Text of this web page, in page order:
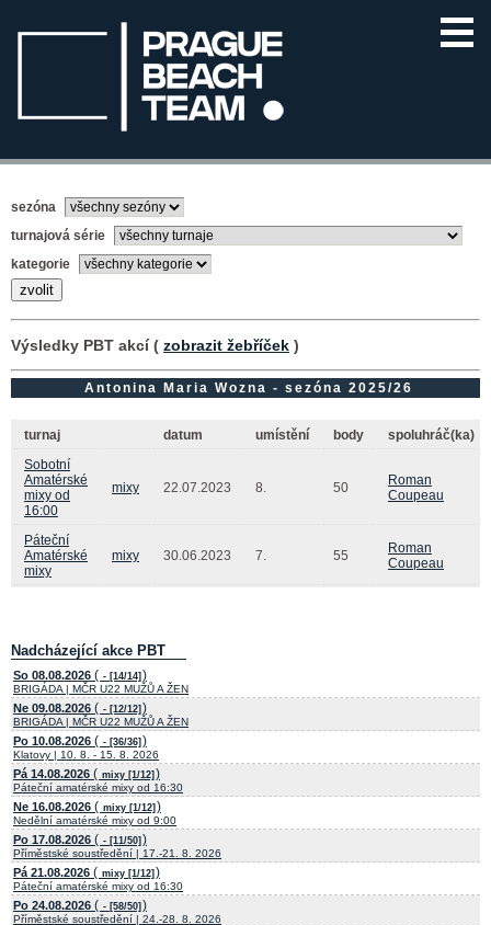
sezóna
turnajová série
kategorie
Výsledky PBT akcí ( zobrazit žebříček )
Antonina Maria Wozna - sezóna 2025/26
turnaj datum umístění body
spoluhráč(ka)
Sobotní
Amatérské
mixy od
16:00
mixy 22.07.2023 8. 50
Roman
Coupeau
Páteční
Amatérské
mixy
mixy 30.06.2023 7. 55
Roman
Coupeau
Nadcházející akce PBT
So 08.08.2026 ( - [14/14] )
BRIGÁDA | MČR U22 MUŽŮ A ŽEN
Ne 09.08.2026 ( - [12/12] )
BRIGÁDA | MČR U22 MUŽŮ A ŽEN
Po 10.08.2026 ( - [36/36] )
Klatovy | 10. 8. - 15. 8. 2026
Pá 14.08.2026 ( mixy [1/12] )
Páteční amatérské mixy od 16:30
Ne 16.08.2026 ( mixy [1/12] )
Nedělní amatérské mixy od 9:00
Po 17.08.2026 ( - [11/50] )
Příměstské soustředění | 17.-21. 8. 2026
Pá 21.08.2026 ( mixy [1/12] )
Páteční amatérské mixy od 16:30
Po 24.08.2026 ( - [58/50] )
Příměstské soustředění | 24.-28. 8. 2026